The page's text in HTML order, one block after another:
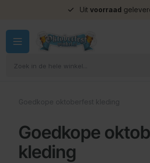
Uit voorraad
Goedkope oktoberfest kleding
Goedkope
kleding